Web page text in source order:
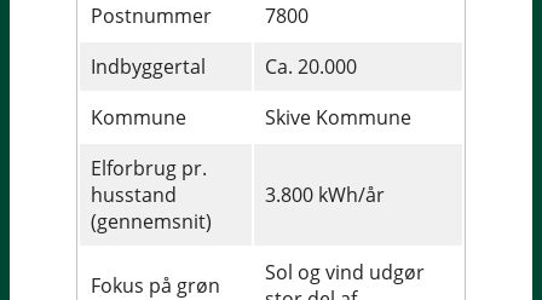
Postnummer
7800
Indbyggertal
Ca. 20.000
Kommune
Skive Kommune
Elforbrug pr.
husstand
(gennemsnit)
3.800 kWh/år
Fokus på grøn
Sol og vind udgør